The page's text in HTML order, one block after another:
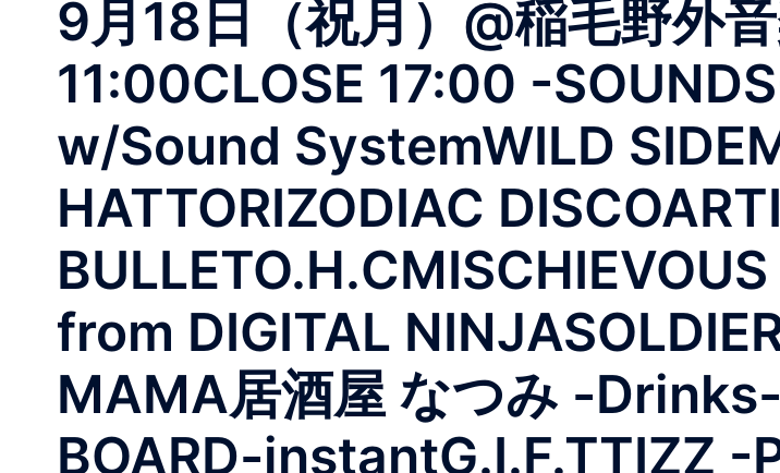
9月18日（祝月）@稲毛野外
11:00CLOSE 17:00 -
w/Sound SystemWILD
HATTORIZODIAC
from DIGITAL
MAMA居酒屋 なつみ -
BOARD-instantG.I.F.TTIZZ -